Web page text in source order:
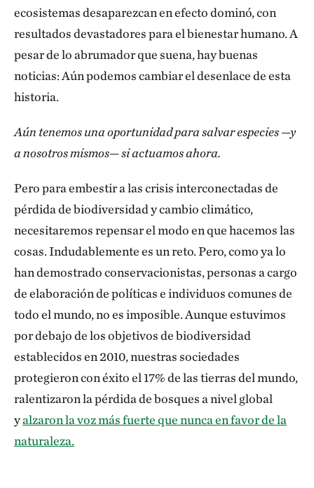
ecosistemas desaparezcan en efecto dominó, con
resultados devastadores para el bienestar humano. A
pesar de lo abrumador que suena, hay buenas
noticias: Aún podemos cambiar el desenlace de esta
historia.
Aún tenemos una oportunidad para salvar especies —y
a nosotros mismos— si actuamos ahora.
Pero para embestir a las crisis interconectadas de
pérdida de biodiversidad y cambio climático,
necesitaremos repensar el modo en que hacemos las
cosas. Indudablemente es un reto. Pero, como ya lo
han demostrado conservacionistas, personas a cargo
de elaboración de políticas e individuos comunes de
todo el mundo, no es imposible. Aunque estuvimos
por debajo de los objetivos de biodiversidad
establecidos en 2010, nuestras sociedades
protegieron con éxito el 17% de las tierras del mundo,
ralentizaron la pérdida de bosques a nivel global
yalzaron la voz más fuerte que nunca en favor de la
naturaleza.